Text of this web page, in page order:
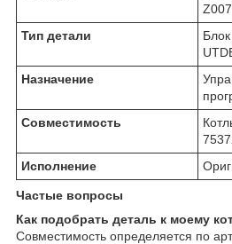
Тип детали
Назначение
Совместимость
Исполнение
Частые вопросы
Как подобрать деталь к моему
Совместимость определяется по